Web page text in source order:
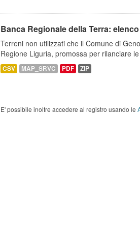
Banca Regionale della Terra:
Terreni non utilizzati che il Comune di
Regione Liguria, promossa per rilanciare
CSV MAP_SRVC PDF ZIP
E' possibile inoltre accedere al registro usando le